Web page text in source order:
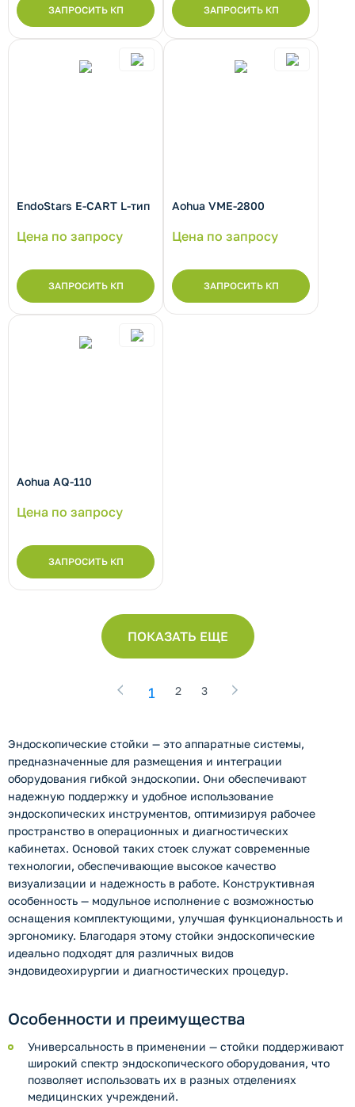
ЗАПРОСИТЬ КП ЗАПРОСИТЬ КП
EndoStars E-CART L-тип
Цена по запросу
ЗАПРОСИТЬ КП
Aohua VME-2800
Цена по запросу
ЗАПРОСИТЬ КП
Aohua AQ-110
Цена по запросу
ЗАПРОСИТЬ КП
ПОКАЗАТЬ ЕЩЕ
1 2 3
Эндоскопические стойки — это аппаратные системы,
предназначенные для размещения и интеграции
оборудования гибкой эндоскопии. Они обеспечивают
надежную поддержку и удобное использование
эндоскопических инструментов, оптимизируя рабочее
пространство в операционных и диагностических
кабинетах. Основой таких стоек служат современные
технологии, обеспечивающие высокое качество
визуализации и надежность в работе. Конструктивная
особенность — модульное исполнение с возможностью
оснащения комплектующими, улучшая функциональность и
эргономику. Благодаря этому стойки эндоскопические
идеально подходят для различных видов
эндовидеохирургии и диагностических процедур.
Особенности и преимущества
Универсальность в применении — стойки поддерживают
широкий спектр эндоскопического оборудования, что
позволяет использовать их в разных отделениях
медицинских учреждений.